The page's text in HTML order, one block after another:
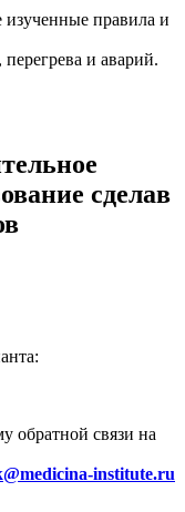
изученные правила и
и аварий.
сделав
обратной связи на
institute.ru